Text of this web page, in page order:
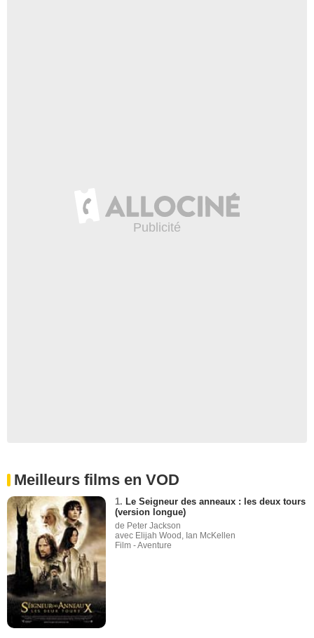
Meilleurs films en VOD
1. Le Seigneur des anneaux : les deux tours
(version longue)
de Peter Jackson
avec Elijah Wood, Ian McKellen
Film - Aventure